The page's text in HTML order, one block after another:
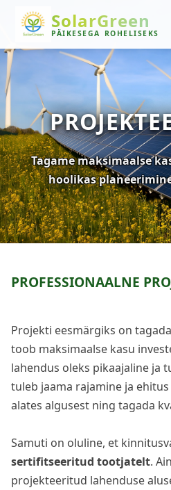
SolarGreen
PÄIKESEGA ROHELISEKS
Tagame maksimaalse
hoolikas
PROFESSIONAALNE
Projekti eesmärgiks on
toob maksimaalse kasu
lahendus oleks pikaajaline ja
tuleb jaama rajamine ja
alates algusest ning tagada
Samuti on oluline, et
sertifitseeritud tootjatelt.
projekteeritud lahenduse